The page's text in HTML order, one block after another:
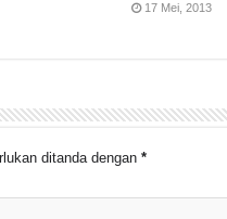
17 Mei, 2013
ditanda dengan *